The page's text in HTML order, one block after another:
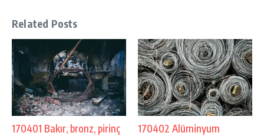
Related Posts
170401 Bakır, bronz, pirinç 170402 Alüminyum